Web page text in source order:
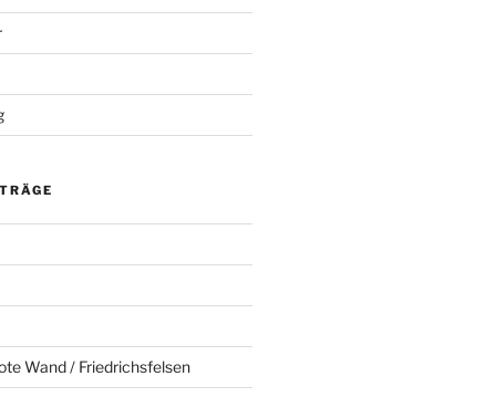
Wand / Friedrichsfelsen